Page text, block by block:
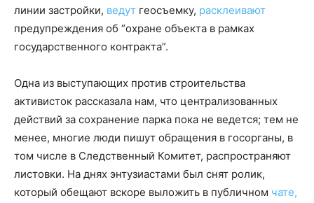
линии застройки, ведут геосъемку, расклеивают
предупреждения об “охране объекта в рамках
государственного контракта”.
Одна из выступающих против строительства
активисток рассказала нам, что централизованных
действий за сохранение парка пока не ведется; тем не
менее, многие люди пишут обращения в госорганы, в
том числе в Следственный Комитет, распространяют
листовки. На днях энтузиастами был снят ролик,
который обещают вскоре выложить в публичном чате,